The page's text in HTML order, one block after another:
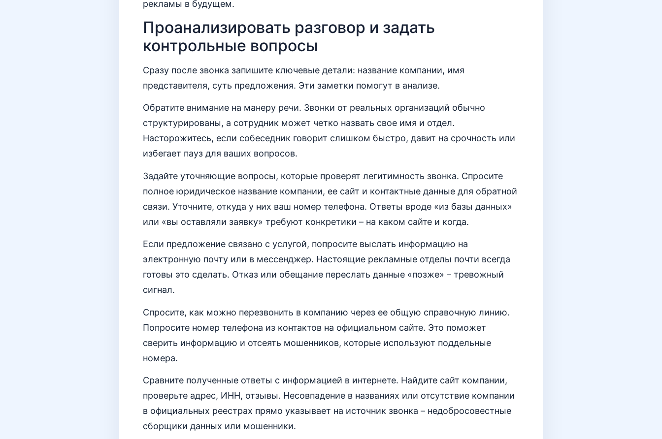
рекламы в будущем.
Проанализировать разговор и задать
контрольные вопросы
Сразу после звонка запишите ключевые детали: название компании, имя
представителя, суть предложения. Эти заметки помогут в анализе.
Обратите внимание на манеру речи. Звонки от реальных организаций обычно
структурированы, а сотрудник может четко назвать свое имя и отдел.
Насторожитесь, если собеседник говорит слишком быстро, давит на срочность или
избегает пауз для ваших вопросов.
Задайте уточняющие вопросы, которые проверят легитимность звонка. Спросите
полное юридическое название компании, ее сайт и контактные данные для обратной
связи. Уточните, откуда у них ваш номер телефона. Ответы вроде «из базы данных»
или «вы оставляли заявку» требуют конкретики – на каком сайте и когда.
Если предложение связано с услугой, попросите выслать информацию на
электронную почту или в мессенджер. Настоящие рекламные отделы почти всегда
готовы это сделать. Отказ или обещание переслать данные «позже» – тревожный
сигнал.
Спросите, как можно перезвонить в компанию через ее общую справочную линию.
Попросите номер телефона из контактов на официальном сайте. Это поможет
сверить информацию и отсеять мошенников, которые используют поддельные
номера.
Сравните полученные ответы с информацией в интернете. Найдите сайт компании,
проверьте адрес, ИНН, отзывы. Несовпадение в названиях или отсутствие компании
в официальных реестрах прямо указывает на источник звонка – недобросовестные
сборщики данных или мошенники.